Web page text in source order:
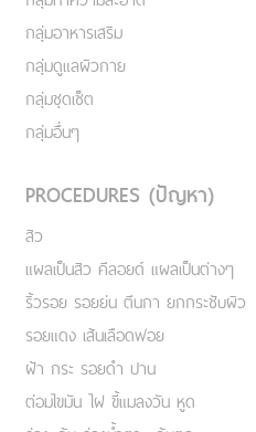
กลุ่มอาหารเสริม
กลุ่มดูแลผิวกาย
กลุ่มชุดเซ็ต
กลุ่มอื่นๆ
PROCEDURES (ปัญหา)
สิว
แผลเป็นสิว คีลอยด์ แผลเป็นต่างๆ
ริ้วรอย รอยย่น ตีนกา ยกกระชับผิว
รอยแดง เส้นเลือดฟอย
ฝ้า กระ รอยดำ ปาน
ต่อมไขมัน ไฝ ขี้แมลงวัน หูด